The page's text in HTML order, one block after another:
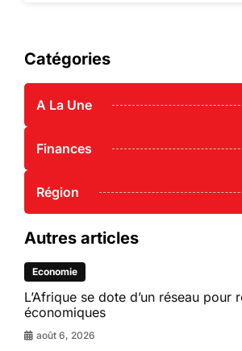
Catégories
A La Une
Finances
Région
Autres articles
Economie
L’Afrique se dote d’un réseau pour
économiques
août 6, 2026